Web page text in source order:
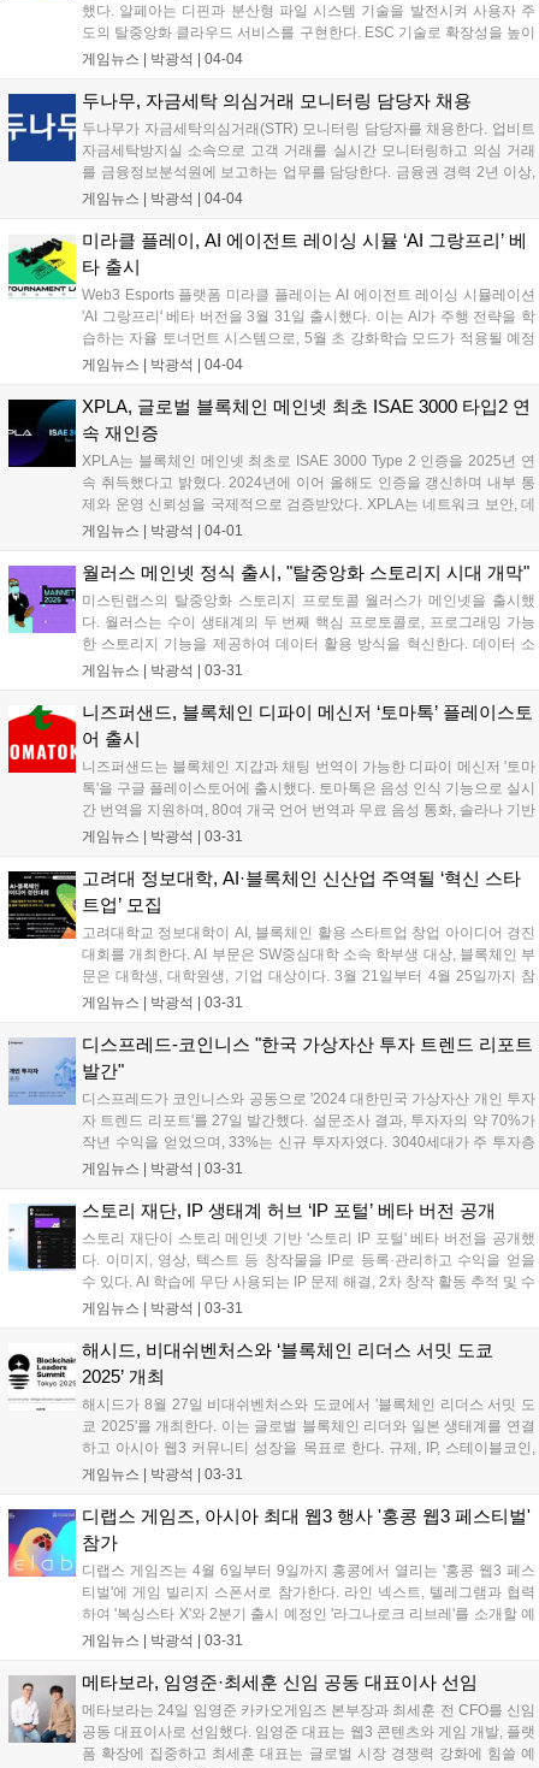
했다. 알페아는 디핀과 분산형 파일 시스템 기술을 발전시켜 사용자 주
도의 탈중앙화 클라우드 서비스를 구현한다. ESC 기술로 확장성을 높이
고, 엣지 샤딩 기술로 리소스 사용을 최적화했다. ESER 기술은 암호화
출원 중이며, 양자 컴퓨팅 저항 암호화 알고리즘도 적용 예정이다....
게임뉴스 | 박광석 | 04-04
두나무, 자금세탁 의심거래 모니터링 담당자 채용
두나무가 자금세탁의심거래(STR) 모니터링 담당자를 채용한다. 업비트
자금세탁방지실 소속으로 고객 거래를 실시간 모니터링하고 의심 거래
를 금융정보분석원에 보고하는 업무를 담당한다. 금융권 경력 2년 이상,
STR 업무 경험 1년 이상인 전문가를 채용하며, 2년 이상 STR 모니터링
명의 AML 인력을 운영 중이다....
게임뉴스 | 박광석 | 04-04
미라클 플레이, AI 에이전트 레이싱 시뮬 ‘AI 그랑프리’ 베
타 출시
Web3 Esports 플랫폼 미라클 플레이는 AI 에이전트 레이싱 시뮬레이션
'AI 그랑프리' 베타 버전을 3월 31일 출시했다. 이는 AI가 주행 전략을 학
습하는 자율 토너먼트 시스템으로, 5월 초 강화학습 모드가 적용될 예정
이다. 플레이어는 AI 성장 방향을 설정하고, 경기 결과는 dNFT 자산 가치
로 제공되는 GameFi 모델도 선보인다....
게임뉴스 | 박광석 | 04-04
XPLA, 글로벌 블록체인 메인넷 최초 ISAE 3000 타입2 연
속 재인증
XPLA는 블록체인 메인넷 최초로 ISAE 3000 Type 2 인증을 2025년 연
속 취득했다고 밝혔다. 2024년에 이어 올해도 인증을 갱신하며 내부 통
제와 운영 신뢰성을 국제적으로 검증받았다. XPLA는 네트워크 보안, 데
이터 보호 등 IT 관리 체계와 운영 절차의 적절성을 검토받았다. 폴 킴
다....
게임뉴스 | 박광석 | 04-01
월러스 메인넷 정식 출시, "탈중앙화 스토리지 시대 개막"
미스틴랩스의 탈중앙화 스토리지 프로토콜 월러스가 메인넷을 출시했
다. 월러스는 수이 생태계의 두 번째 핵심 프로토콜로, 프로그래밍 가능
한 스토리지 기능을 제공하여 데이터 활용 방식을 혁신한다. 데이터 소
유자는 정보에 대한 완전한 통제권을 유지하며, '레드스터프' 데이터 인
WAL 토큰 기반의 탈중앙화 스토리지 경제를 구축하고, 스토리지 노드
운영자에게 보상을 제공한다. 딥북을 포함한 수이 기반 디파이 프로토콜
을 통해 WAL을 자유롭게 거래할 수 있다....
게임뉴스 | 박광석 | 03-31
니즈퍼샌드, 블록체인 디파이 메신저 ‘토마톡’ 플레이스토
어 출시
니즈퍼샌드는 블록체인 지갑과 채팅 번역이 가능한 디파이 메신저 '토마
톡'을 구글 플레이스토어에 출시했다. 토마톡은 음성 인식 기능으로 실시
간 번역을 지원하며, 80여 개국 언어 번역과 무료 음성 통화, 솔라나 기반
게임 연동을 제공한다. 니즈퍼샌드는 AI 기능 추가를 통해 암호화폐 자산
시하여 사용자들이 토큰을 획득할 수 있도록 했다....
게임뉴스 | 박광석 | 03-31
고려대 정보대학, AI·블록체인 신산업 주역될 ‘혁신 스타
트업’ 모집
고려대학교 정보대학이 AI, 블록체인 활용 스타트업 창업 아이디어 경진
대회를 개최한다. AI 부문은 SW중심대학 소속 학부생 대상, 블록체인 부
문은 대학생, 대학원생, 기업 대상이다. 3월 21일부터 4월 25일까지 참
가 신청을 받으며, 5월 16일 발표 평가를 통해 최종 수상팀을 선정한다.
게임뉴스 | 박광석 | 03-31
디스프레드-코인니스 "한국 가상자산 투자 트렌드 리포트
발간"
디스프레드가 코인니스와 공동으로 '2024 대한민국 가상자산 개인 투자
자 트렌드 리포트'를 27일 발간했다. 설문조사 결과, 투자자의 약 70%가
작년 수익을 얻었으며, 33%는 신규 투자자였다. 3040세대가 주 투자층
이며, 여성 투자자 비율도 증가했다. 현물 투자를 선호하고 에어드롭에
이 높고, 비트코인과 리플에 대한 관심이 큰 것으로 나타났다....
게임뉴스 | 박광석 | 03-31
스토리 재단, IP 생태계 허브 ‘IP 포털’ 베타 버전 공개
스토리 재단이 스토리 메인넷 기반 '스토리 IP 포털' 베타 버전을 공개했
다. 이미지, 영상, 텍스트 등 창작물을 IP로 등록·관리하고 수익을 얻을
수 있다. AI 학습에 무단 사용되는 IP 문제 해결, 2차 창작 활동 추적 및 수
익 배분 기능도 제공한다. 2월 13일 론칭된 스토리 메인넷 기반 IP RWA
고 있다....
게임뉴스 | 박광석 | 03-31
해시드, 비대쉬벤처스와 ‘블록체인 리더스 서밋 도쿄
2025’ 개최
해시드가 8월 27일 비대쉬벤처스와 도쿄에서 '블록체인 리더스 서밋 도
쿄 2025'를 개최한다. 이는 글로벌 블록체인 리더와 일본 생태계를 연결
하고 아시아 웹3 커뮤니티 성장을 목표로 한다. 규제, IP, 스테이블코인,
AI, RWA 등 핵심 이슈를 다루는 세션과 네트워킹 프로그램이 제공된다.
계획이다....
게임뉴스 | 박광석 | 03-31
디랩스 게임즈, 아시아 최대 웹3 행사 '홍콩 웹3 페스티벌'
참가
디랩스 게임즈는 4월 6일부터 9일까지 홍콩에서 열리는 '홍콩 웹3 페스
티벌'에 게임 빌리지 스폰서로 참가한다. 라인 넥스트, 텔레그램과 협력
하여 '복싱스타 X'와 2분기 출시 예정인 '라그나로크 리브레'를 소개할 예
정이다. 권다희 디렉터는 웹3 게임파이 발전 방향을 제시하며, 이 행사에
게임뉴스 | 박광석 | 03-31
메타보라, 임영준·최세훈 신임 공동 대표이사 선임
메타보라는 24일 임영준 카카오게임즈 본부장과 최세훈 전 CFO를 신임
공동 대표이사로 선임했다. 임영준 대표는 웹3 콘텐츠와 게임 개발, 플랫
폼 확장에 집중하고 최세훈 대표는 글로벌 시장 경쟁력 강화에 힘쓸 예